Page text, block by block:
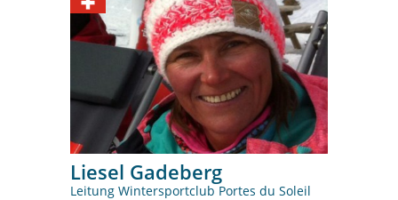
Liesel Gadeberg
Leitung Wintersportclub Portes du Soleil